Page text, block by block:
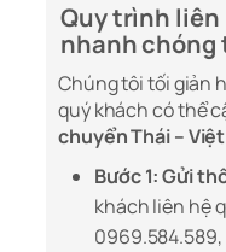
Quy trình liên
nhanh chóng
Chúng tôi tối giản
quý khách có thể
chuyển Thái – Việt
Bước 1: Gửi
khách liên hệ